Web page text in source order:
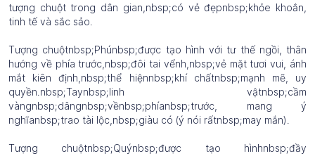
tượng chuột trong dân gian,nbsp;có vẻ đẹpnbsp;khỏe khoắn,
tinh tế và sắc sảo.
Tượng chuộtnbsp;Phúnbsp;được tạo hình với tư thế ngồi, thân
hướng về phía trước,nbsp;đôi tai vểnh,nbsp;vẻ mặt tươi vui, ánh
mắt kiên định,nbsp;thể hiệnnbsp;khí chấtnbsp;mạnh mẽ, uy
quyền.nbsp;Taynbsp;linh vậtnbsp;cầm
vàngnbsp;dângnbsp;vềnbsp;phíanbsp;trước, mang ý
nghĩanbsp;trao tài lộc,nbsp;giàu có (ý nói rấtnbsp;may mắn).
Tượng chuộtnbsp;Quýnbsp;được tạo hìnhnbsp;đầy